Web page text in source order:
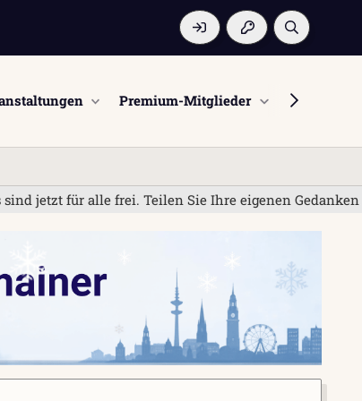
Premium-Mitglieder Mitglieder
für alle frei. Teilen Sie Ihre eigenen Gedanken und